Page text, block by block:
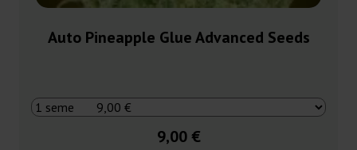
Auto Pineapple Glue Advanced Seeds
9,00 €